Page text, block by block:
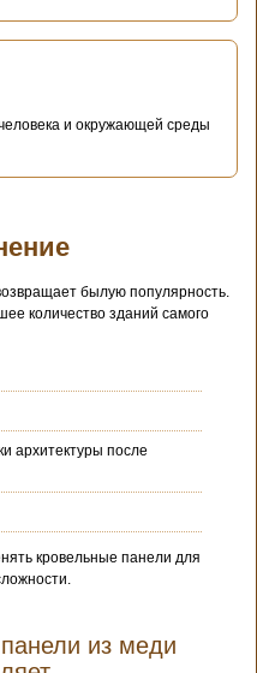
и окружающей среды
былую популярность.
количество зданий самого
архитектуры после
кровельные панели для
из меди